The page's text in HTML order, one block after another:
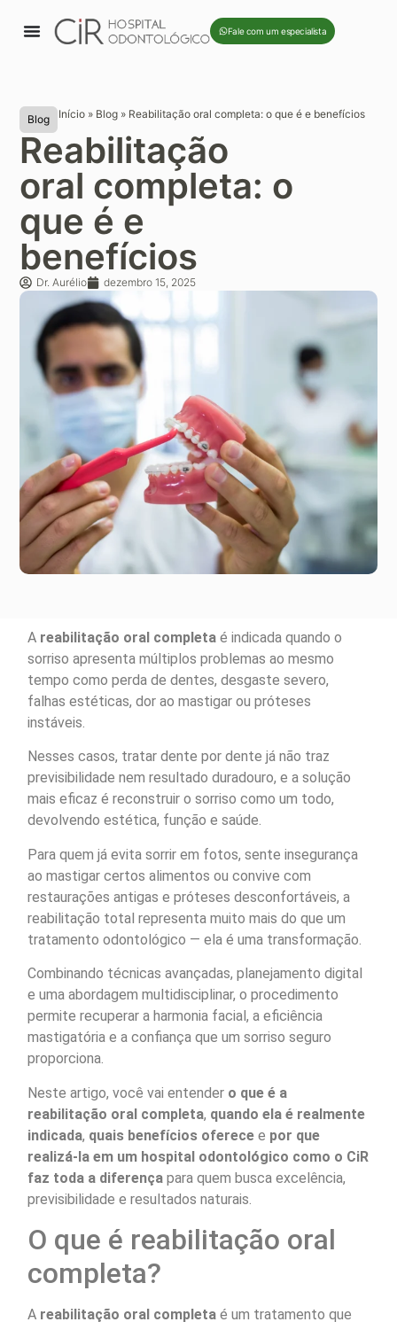
Fale com um especialista
Blog Início » Blog » Reabilitação oral completa: o que é e benefícios
Reabilitação
oral completa: o
que é e
benefícios
Dr. Aurélio dezembro 15, 2025
A reabilitação oral completa é indicada quando o
sorriso apresenta múltiplos problemas ao mesmo
tempo como perda de dentes, desgaste severo,
falhas estéticas, dor ao mastigar ou próteses
instáveis.
Nesses casos, tratar dente por dente já não traz
previsibilidade nem resultado duradouro, e a solução
mais eficaz é reconstruir o sorriso como um todo,
devolvendo estética, função e saúde.
Para quem já evita sorrir em fotos, sente insegurança
ao mastigar certos alimentos ou convive com
restaurações antigas e próteses desconfortáveis, a
reabilitação total representa muito mais do que um
tratamento odontológico — ela é uma transformação.
Combinando técnicas avançadas, planejamento digital
e uma abordagem multidisciplinar, o procedimento
permite recuperar a harmonia facial, a eficiência
mastigatória e a confiança que um sorriso seguro
proporciona.
Neste artigo, você vai entender o que é a
reabilitação oral completa, quando ela é realmente
indicada, quais benefícios oferece e por que
realizá-la em um hospital odontológico como o CiR
faz toda a diferença para quem busca excelência,
previsibilidade e resultados naturais.
O que é reabilitação oral
completa?
A reabilitação oral completa é um tratamento que